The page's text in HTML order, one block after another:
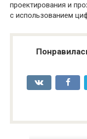
проектирования и
с использованием